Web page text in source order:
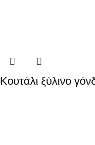
Κουτάλι ξύλινο